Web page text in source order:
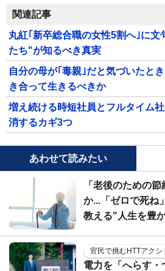
関連記事
丸紅｢新卒総合職の女性5割へ｣に
たち"が知るべき真実
自分の母が｢毒親｣だと気づいたと
き合って生きるべきか
増え続ける時短社員とフルタイム
消するカギ3つ
あわせて読みたい
「老後のための
か...「ゼロで死ね
教える"人生を豊
官民で挑むHTTアクシ
電力を「へらす